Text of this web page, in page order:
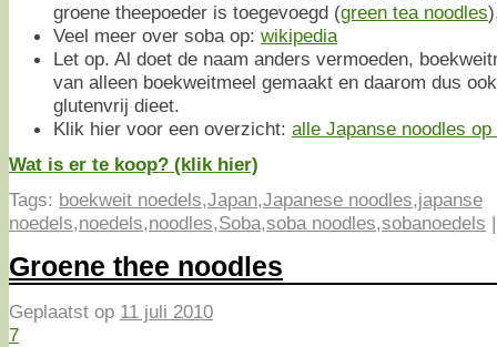
groene theepoeder is toegevoegd (green tea noodles
Veel meer over soba op: wikipedia
Let op. Al doet de naam anders vermoeden,
van alleen boekweitmeel gemaakt en daarom dus
glutenvrij dieet.
Klik hier voor een overzicht: alle Japanse noodles
Wat is er te koop? (klik hier)
Tags: boekweit noedels,Japan,Japanese noodles,japanse
noedels,noedels,noodles,Soba,soba noodles,sobanoedels
Groene thee noodles
Geplaatst op 11 juli 2010
7